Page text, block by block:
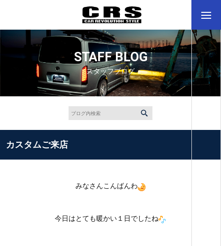
STAFF BLOG
スタッフブログ
カスタムご来店
みなさんこんばんわ
今日はとても暖かい１日でしたね